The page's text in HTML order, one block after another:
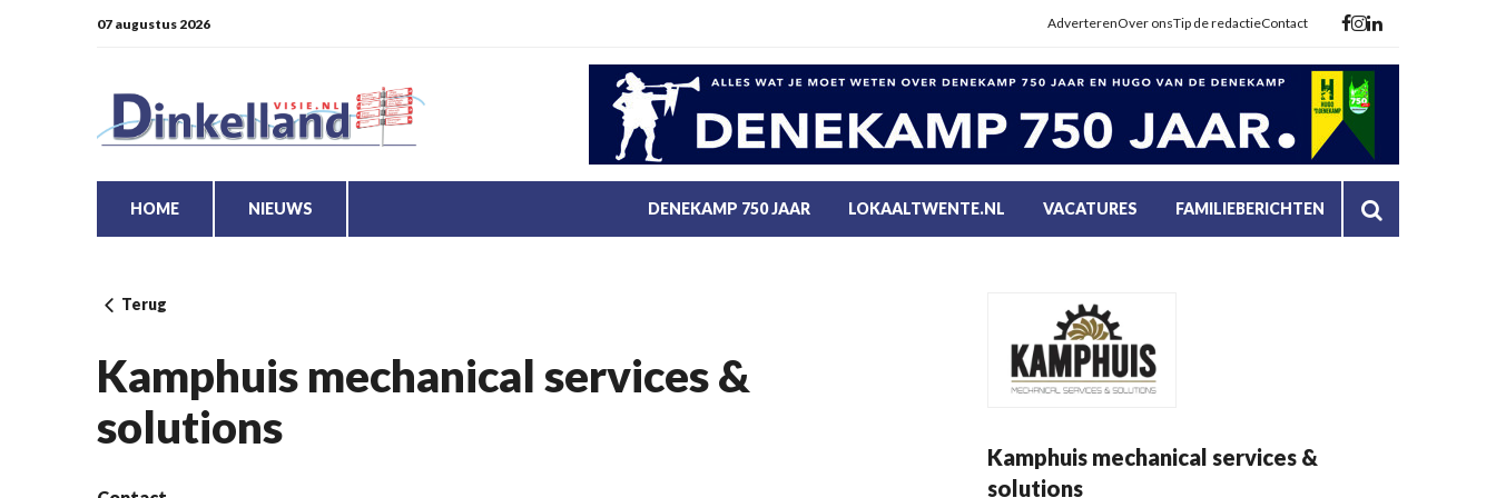
07 augustus 2026 AdverterenOver onsTip de redactieContact
HOME NIEUWS DENEKAMP 750 JAAR LOKAALTWENTE.NL VACATURES FAMILIEBERICHTEN
Terug
Kamphuis mechanical services &
solutions
Kamphuis mechanical services &
solutions